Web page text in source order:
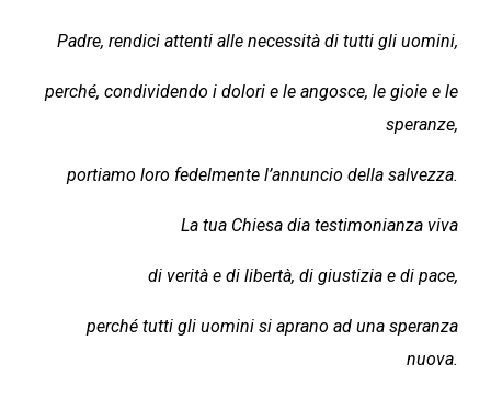
Padre, rendici attenti alle necessità di tutti gli uomini,
perché, condividendo i dolori e le angosce, le gioie e le
speranze,
portiamo loro fedelmente l’annuncio della salvezza.
La tua Chiesa dia testimonianza viva
di verità e di libertà, di giustizia e di pace,
perché tutti gli uomini si aprano ad una speranza
nuova.